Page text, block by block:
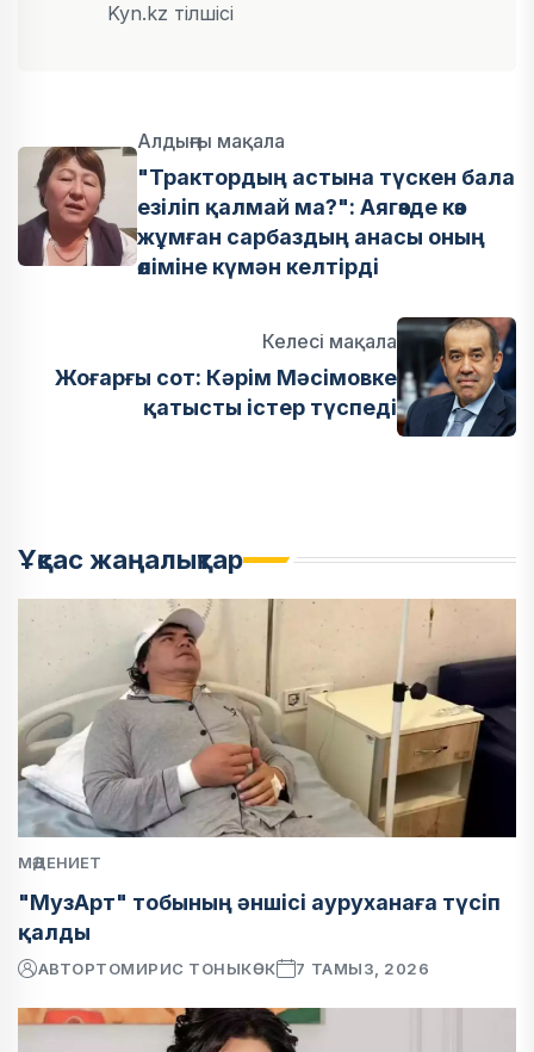
Kyn.kz тілшісі
Алдыңғы мақала
"Трактордың астына түскен бала
езіліп қалмай ма?": Аягөзде көз
жұмған сарбаздың анасы оның
өліміне күмән келтірді
Келесі мақала
Жоғарғы сот: Кәрім Мәсімовке
қатысты істер түспеді
Ұқсас жаңалықтар
МӘДЕНИЕТ
"МузАрт" тобының әншісі ауруханаға түсіп
қалды
АВТОРТОМИРИС ТОНЫКӨК 7 ТАМЫЗ, 2026